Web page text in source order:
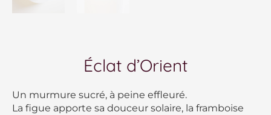
Éclat d’Orient
Un murmure sucré, à peine effleuré.
La figue apporte sa douceur solaire, la framboise